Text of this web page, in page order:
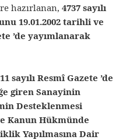
hazırlanan,4737 sayılı
19.01.2002 tarihli ve
’de yayımlanarak
sayılı Resmî Gazete ’de
giren Sanayinin
Desteklenmesi
Kanun Hükmünde
Yapılmasına Dair